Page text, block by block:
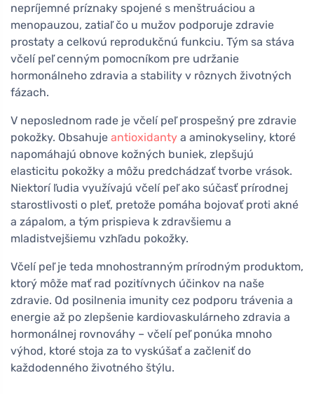
nepríjemné príznaky spojené s menštruáciou a
menopauzou, zatiaľ čo u mužov podporuje zdravie
prostaty a celkovú reprodukčnú funkciu. Tým sa stáva
včelí peľ cenným pomocníkom pre udržanie
hormonálneho zdravia a stability v rôznych životných
fázach.
V neposlednom rade je včelí peľ prospešný pre zdravie
pokožky. Obsahuje antioxidanty a aminokyseliny, ktoré
napomáhajú obnove kožných buniek, zlepšujú
elasticitu pokožky a môžu predchádzať tvorbe vrások.
Niektorí ľudia využívajú včelí peľ ako súčasť prírodnej
starostlivosti o pleť, pretože pomáha bojovať proti akné
a zápalom, a tým prispieva k zdravšiemu a
mladistvejšiemu vzhľadu pokožky.
Včelí peľ je teda mnohostranným prírodným produktom,
ktorý môže mať rad pozitívnych účinkov na naše
zdravie. Od posilnenia imunity cez podporu trávenia a
energie až po zlepšenie kardiovaskulárneho zdravia a
hormonálnej rovnováhy – včelí peľ ponúka mnoho
výhod, ktoré stoja za to vyskúšať a začleniť do
každodenného životného štýlu.